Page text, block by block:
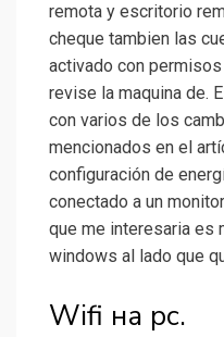
remota y escritorio
cheque tambien las
activado con
revise la maquina de.
con varios de los
mencionados en el
configuración de
conectado a un
que me interesaria es
windows al lado que
Wifi на pc.